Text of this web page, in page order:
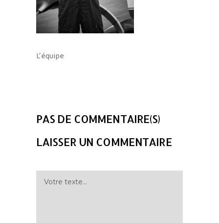
L’équipe
PAS DE COMMENTAIRE(S)
LAISSER UN COMMENTAIRE